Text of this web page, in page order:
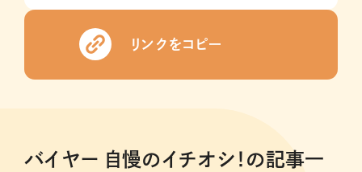
リンクをコピー
バイヤー 自慢のイチオシ！の記事一